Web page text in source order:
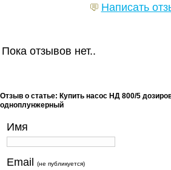
Написать
Пока отзывов нет..
Отзыв о статье: Купить насос НД 800/5
одноплунжерный
Имя
Email (не публикуется)